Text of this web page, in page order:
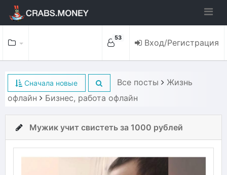
53 Вход/Регистрация
Сначала новые Все посты
Жизнь
офлайн
Бизнес, работа офлайн
Мужик учит свистеть за 1000 рублей